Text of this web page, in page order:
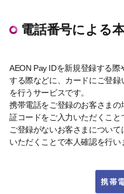
電話番号による
AEON Pay IDを新規登録する
する際などに、カードにご登
を行うサービスです。
携帯電話をご登録のお客さま
証コードをご入力いただくこ
ご登録がないお客さまについ
いただくことで本人確認を行い